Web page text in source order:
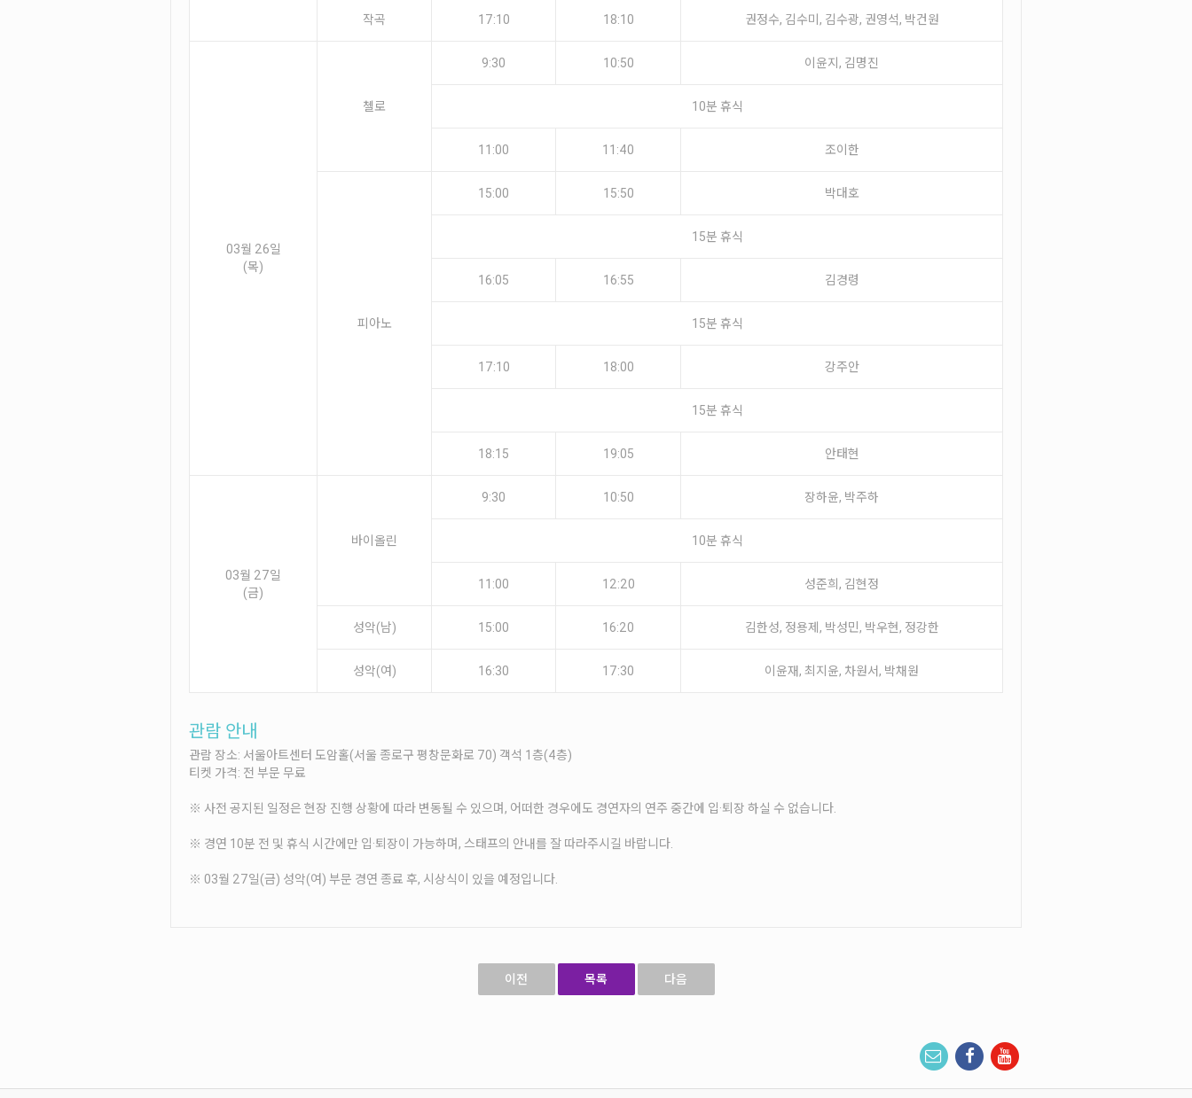
작곡 17:10 18:10 권정수, 김수미, 김수광, 권영석, 박건원
03월 26일
(목)
첼로
9:30 10:50 이윤지, 김명진
10분 휴식
11:00 11:40 조이한
피아노
15:00 15:50 박대호
15분 휴식
16:05 16:55 김경령
15분 휴식
17:10 18:00 강주안
15분 휴식
18:15 19:05 안태현
03월 27일
(금)
바이올린
9:30 10:50 장하윤, 박주하
10분 휴식
11:00 12:20 성준희, 김현정
성악(남) 15:00 16:20 김한성, 정용제, 박성민, 박우현, 정강한
성악(여) 16:30 17:30 이윤재, 최지윤, 차원서, 박채원
관람 안내
관람 장소: 서울아트센터 도암홀(서울 종로구 평창문화로 70) 객석 1층(4층)
티켓 가격: 전 부문 무료
※ 사전 공지된 일정은 현장 진행 상황에 따라 변동될 수 있으며, 어떠한 경우에도 경연자의 연주 중간에 입·퇴장 하실 수 없습니다.
※ 경연 10분 전 및 휴식 시간에만 입·퇴장이 가능하며, 스태프의 안내를 잘 따라주시길 바랍니다.
※ 03월 27일(금) 성악(여) 부문 경연 종료 후, 시상식이 있을 예정입니다.
이전 목록 다음